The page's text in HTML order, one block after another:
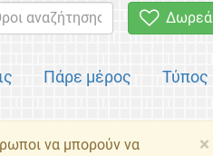
Δωρεά
Πάρε μέρος Τύπος
×
να μπορούν να